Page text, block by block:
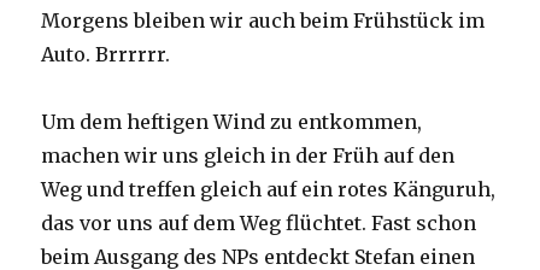
Morgens bleiben wir auch beim Frühstück im
Auto. Brrrrrr.
Um dem heftigen Wind zu entkommen,
machen wir uns gleich in der Früh auf den
Weg und treffen gleich auf ein rotes Känguruh,
das vor uns auf dem Weg flüchtet. Fast schon
beim Ausgang des NPs entdeckt Stefan einen